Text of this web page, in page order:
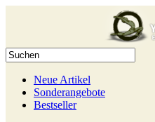
Neue Artikel
Sonderangebote
Bestseller